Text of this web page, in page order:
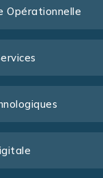
Opérationnelle